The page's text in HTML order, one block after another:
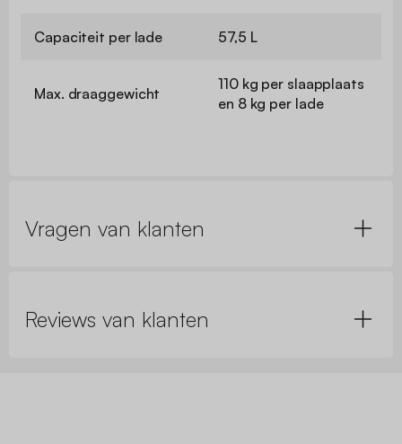
Capaciteit per lade 57,5 L
Max. draaggewicht
110 kg per slaapplaats
en 8 kg per lade
Vragen van klanten
Reviews van klanten